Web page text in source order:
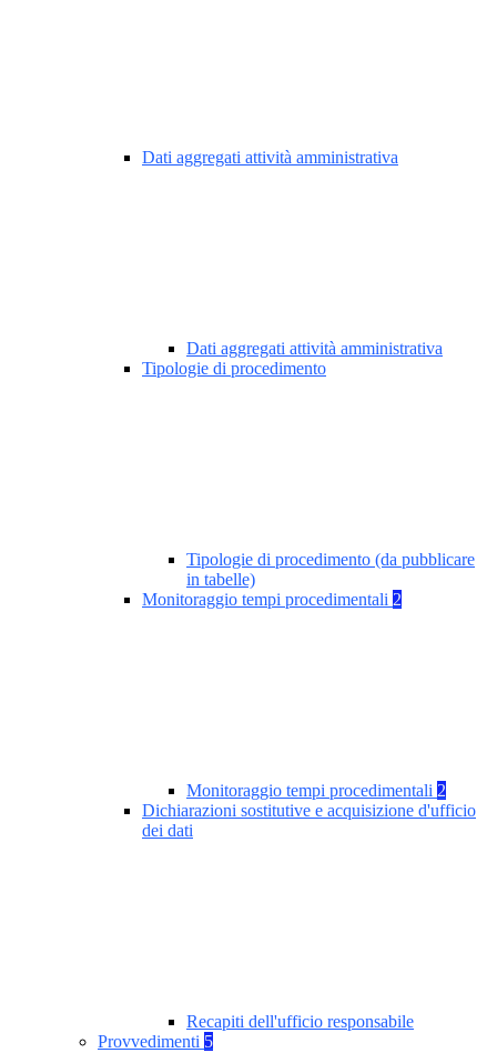
Dati aggregati attività amministrativa
Dati aggregati attività amministrativa
Tipologie di procedimento
Tipologie di procedimento (da pubblicare
in tabelle)
Monitoraggio tempi procedimentali 2
Monitoraggio tempi procedimentali 2
Dichiarazioni sostitutive e acquisizione d'ufficio
dei dati
Recapiti dell'ufficio responsabile
Provvedimenti 5